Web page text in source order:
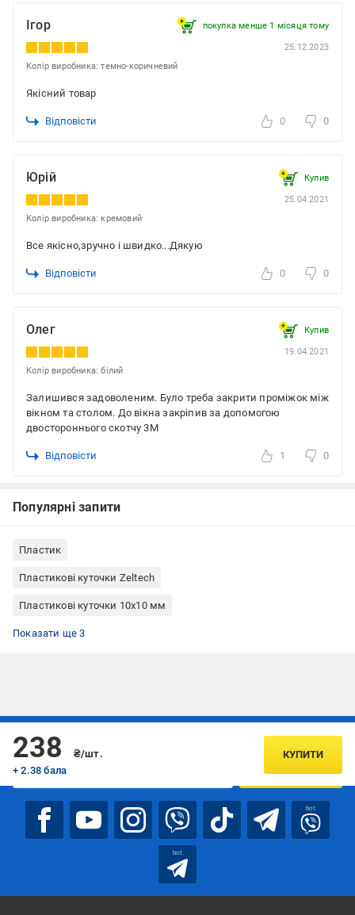
Ігор покупка менше 1 місяця томy
25.12.2023
Колір виробника: темно-коричневий
Якісний товар
Відповісти 0 0
Юрій Купив
25.04.2021
Колір виробника: кремовий
Все якісно,зручно і швидко...Дякую
Відповісти 0 0
Олег Купив
19.04.2021
Колір виробника: білий
Залишився задоволеним. Було треба закрити проміжок між
вікном та столом. До вікна закріпив за допомогою
двостороннього скотчу 3М
Відповісти 1 0
Популярні запити
Пластик
Пластикові куточки Zeltech
Пластикові куточки 10x10 мм
Пластикові куточки 40x40 мм
Пластикові куточки 10x20 мм
Пластикові куточки сірі
Показати ще 3
238
₴/шт.
+ 2.38 бала
КУПИТИ
Підписуйтесь, щоб дізнаватись першим про акції та пропозиції
ПІДПИСАТИСЯ
bot
bot